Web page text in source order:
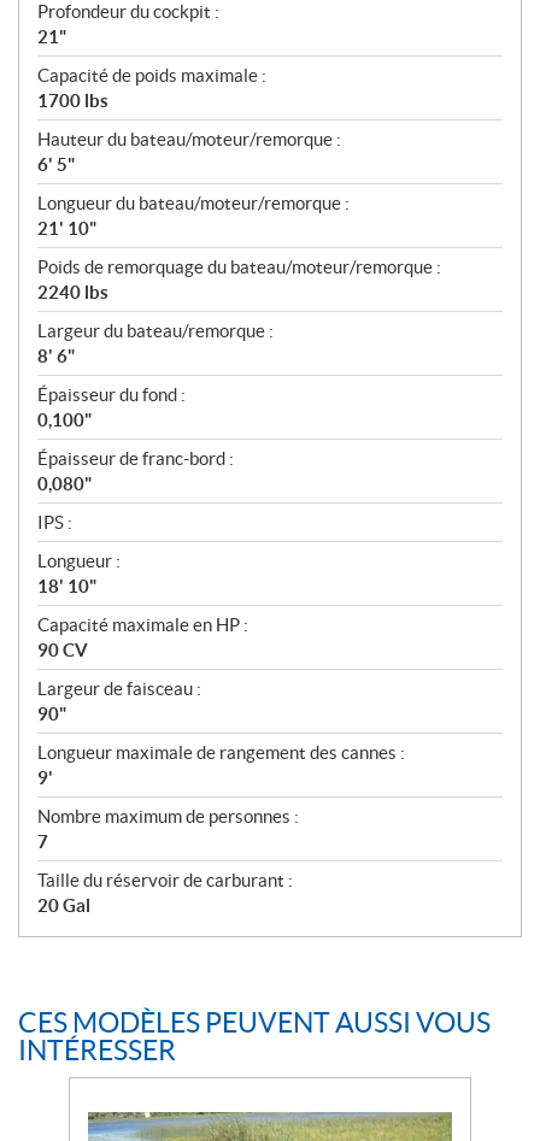
Profondeur du cockpit :
21"
Capacité de poids maximale :
1700 lbs
Hauteur du bateau/moteur/remorque :
6' 5"
Longueur du bateau/moteur/remorque :
21' 10"
Poids de remorquage du bateau/moteur/remorque :
2240 lbs
Largeur du bateau/remorque :
8' 6"
Épaisseur du fond :
0,100"
Épaisseur de franc-bord :
0,080"
IPS :
Longueur :
18' 10"
Capacité maximale en HP :
90 CV
Largeur de faisceau :
90"
Longueur maximale de rangement des cannes :
9'
Nombre maximum de personnes :
7
Taille du réservoir de carburant :
20 Gal
CES MODÈLES PEUVENT AUSSI VOUS
INTÉRESSER